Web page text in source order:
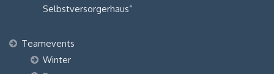
Selbstversorgerhaus“
Teamevents
Winter